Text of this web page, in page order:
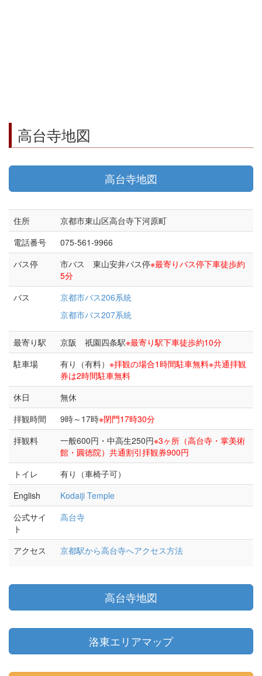
高台寺地図
高台寺地図
住所
京都市東山区高台寺下河原町
電話番号
075-561-9966
バス停
市バス 東山安井バス停※最寄りバス停下車徒歩約
5分
バス
京都市バス206系統
京都市バス207系統
最寄り駅 京阪 祇園四条駅※最寄り駅下車徒歩約10分
駐車場
有り（有料） ※拝観の場合1時間駐車無料※共通拝観
券は2時間駐車無料
休日
無休
拝観時間
9時～17時※閉門17時30分
拝観料
一般600円・中高生250円※3ヶ所（高台寺・掌美術
館・圓徳院）共通割引拝観券900円
トイレ
有り（車椅子可）
English
Kodaiji Temple
公式サイ
ト
高台寺
アクセス 京都駅から高台寺へアクセス方法
高台寺地図
洛東エリアマップ